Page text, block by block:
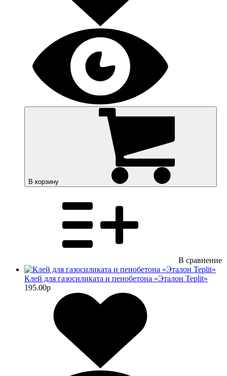
В корзину
В сравнение
Клей для газосиликата и пенобетона «Эталон Teplit»
195.00p